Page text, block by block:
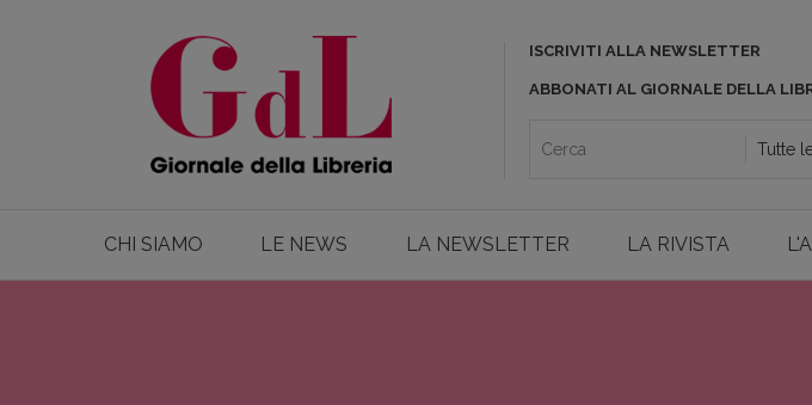
ISCRIVITI ALLA NEWSLETTER
ABBONATI AL GIORNALE DELLA
CHI SIAMO LE NEWS LA NEWSLETTER LA RIVISTA